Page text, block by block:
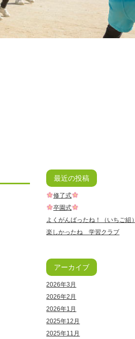
最近の投稿
修了式
卒園式
よくがんばったね！（いちご組）
楽しかったね 学習クラブ
アーカイブ
2026年3月
2026年2月
2026年1月
2025年12月
2025年11月